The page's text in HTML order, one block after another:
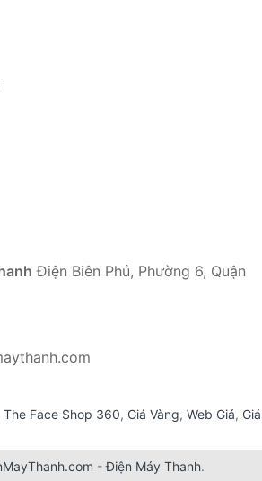
Điện Biên Phủ, Phường 6, Quận
The Face Shop 360, Giá Vàng, Web Giá, Giá
-Điện Máy Thanh.